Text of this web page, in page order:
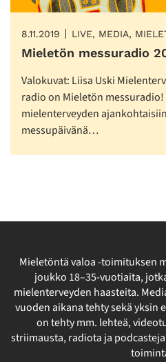
8.11.2019 LIVE, MEDIA,
Mieletön messuradio
Valokuvat: Liisa Uski
radio on Mieletön
mielenterveyden
messupäivänä…
Mieletöntä valoa -toimituksen
joukko 18–35-vuotiaita,
mielenterveyden haasteita.
vuoden aikana tehty sekä yksin
on tehty mm. lehteä,
striimausta, radiota ja